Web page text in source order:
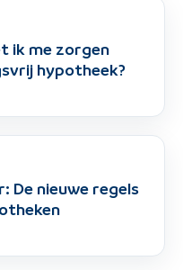
ik me zorgen
hypotheek?
De nieuwe regels